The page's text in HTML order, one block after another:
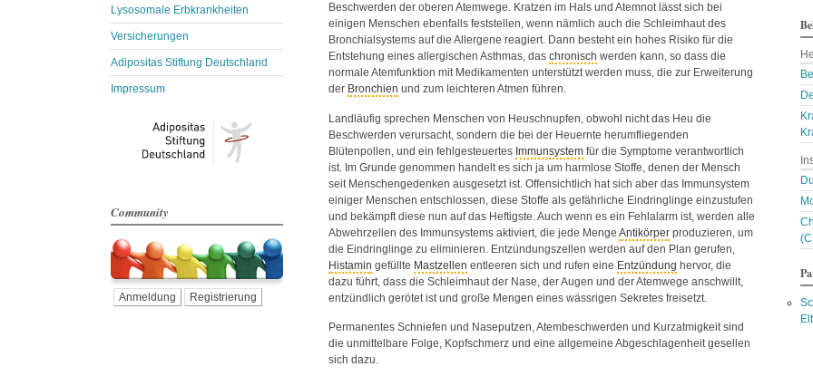
Lysosomale Erbkrankheiten
Versicherungen
Adipositas Stiftung Deutschland
Impressum
Community
Anmeldung Registrierung
Beschwerden der oberen Atemwege. Kratzen im Hals und Atemnot lässt sich bei
einigen Menschen ebenfalls feststellen, wenn nämlich auch die Schleimhaut des
Bronchialsystems auf die Allergene reagiert. Dann besteht ein hohes Risiko für die
Entstehung eines allergischen Asthmas, das chronisch werden kann, so dass die
normale Atemfunktion mit Medikamenten unterstützt werden muss, die zur Erweiterung
der Bronchien und zum leichteren Atmen führen.
Landläufig sprechen Menschen von Heuschnupfen, obwohl nicht das Heu die
Beschwerden verursacht, sondern die bei der Heuernte herumfliegenden
Blütenpollen, und ein fehlgesteuertes Immunsystem für die Symptome verantwortlich
ist. Im Grunde genommen handelt es sich ja um harmlose Stoffe, denen der Mensch
seit Menschengedenken ausgesetzt ist. Offensichtlich hat sich aber das Immunsystem
einiger Menschen entschlossen, diese Stoffe als gefährliche Eindringlinge einzustufen
und bekämpft diese nun auf das Heftigste. Auch wenn es ein Fehlalarm ist, werden alle
Abwehrzellen des Immunsystems aktiviert, die jede Menge Antikörper produzieren, um
die Eindringlinge zu eliminieren. Entzündungszellen werden auf den Plan gerufen,
Histamin gefüllte Mastzellen entleeren sich und rufen eine Entzündung hervor, die
dazu führt, dass die Schleimhaut der Nase, der Augen und der Atemwege anschwillt,
entzündlich gerötet ist und große Mengen eines wässrigen Sekretes freisetzt.
Permanentes Schniefen und Naseputzen, Atembeschwerden und Kurzatmigkeit sind
die unmittelbare Folge, Kopfschmerz und eine allgemeine Abgeschlagenheit gesellen
sich dazu.